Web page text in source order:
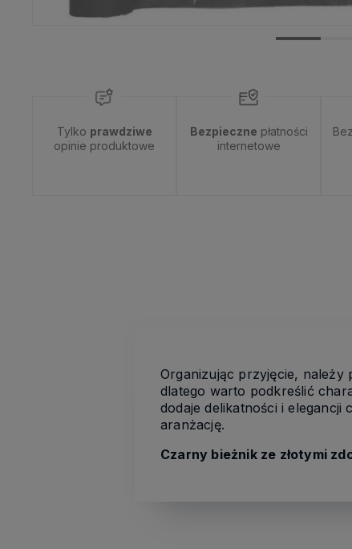
Tylko prawdziwe
opinie produktowe
Bezpieczne płatności
internetowe
Organizując przyjęcie, należy
dlatego warto podkreślić
dodaje delikatności i elegancji
aranżację.
Czarny bieżnik ze złotymi